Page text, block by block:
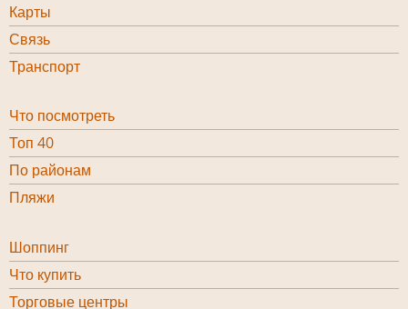
Информация
1
Карты
Связь
Транспорт
Что
посмотреть
bottom
Что посмотреть
Топ 40
По районам
Пляжи
Шоппинг
bottom
Шоппинг
Что купить
Торговые центры